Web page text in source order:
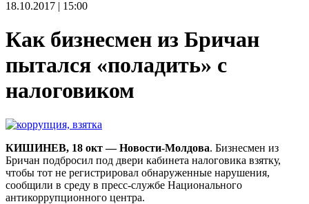
18.10.2017 | 15:00
Как бизнесмен из Бричан
пытался «поладить» с
налоговиком
КИШИНЕВ, 18 окт — Новости-Молдова. Бизнесмен из
Бричан подбросил под двери кабинета налоговика взятку,
чтобы тот не регистрировал обнаруженные нарушения,
сообщили в среду в пресс-службе Национального
антикоррупционного центра.